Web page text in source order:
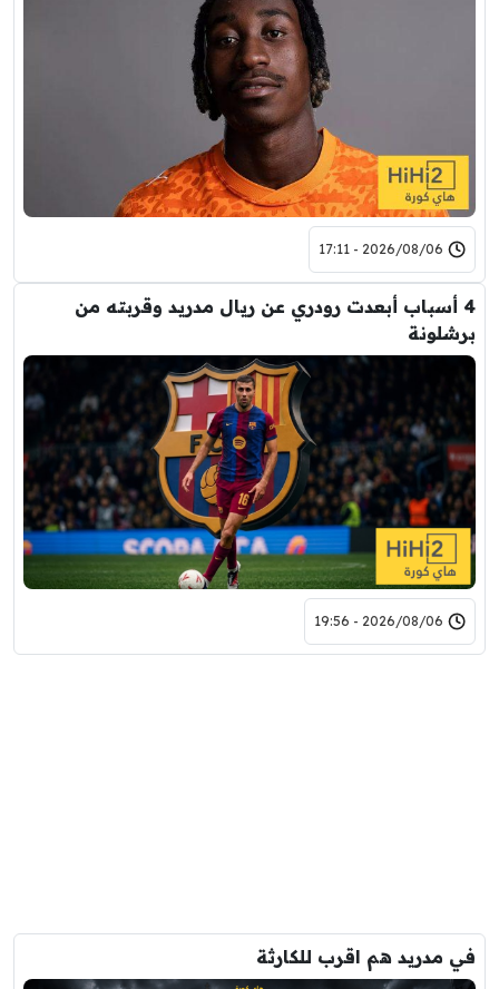
2026/08/06 - 17:11
4 أسباب أبعدت رودري عن ريال مدريد وقربته من
برشلونة
2026/08/06 - 19:56
في مدريد هم اقرب للكارثة